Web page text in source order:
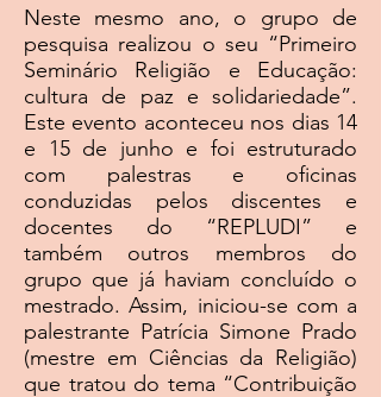
Neste mesmo ano, o grupo de
pesquisa realizou o seu “Primeiro
Seminário Religião e Educação:
cultura de paz e solidariedade”.
Este evento aconteceu nos dias 14
e 15 de junho e foi estruturado
com palestras e oficinas
conduzidas pelos discentes e
docentes do “REPLUDI” e
também outros membros do
grupo que já haviam concluído o
mestrado. Assim, iniciou-se com a
palestrante Patrícia Simone Prado
(mestre em Ciências da Religião)
que tratou do tema “Contribuição